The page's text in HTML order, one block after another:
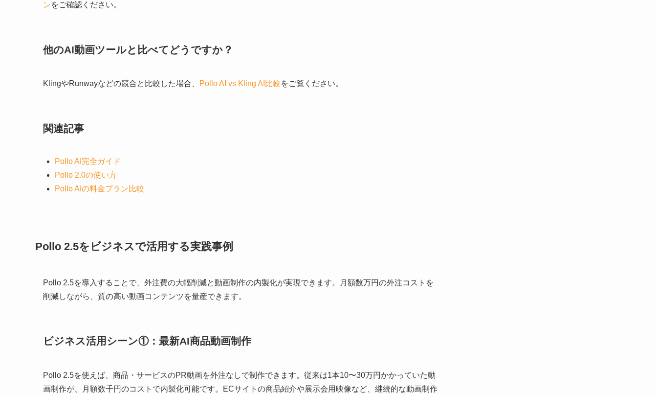
ンをご確認ください。
他のAI動画ツールと比べてどうですか？
KlingやRunwayなどの競合と比較した場合、 Pollo AI vs Kling AI比較をご覧ください。
関連記事
Pollo AI完全ガイド
Pollo 2.0の使い方
Pollo AIの料金プラン比較
Pollo 2.5をビジネスで活用する実践事例
Pollo 2.5を導入することで、外注費の大幅削減と動画制作の内製化が実現できます。月額数万円の外注コストを
削減しながら、質の高い動画コンテンツを量産できます。
ビジネス活用シーン①：最新AI商品動画制作
Pollo 2.5を使えば、商品・サービスのPR動画を外注なしで制作できます。従来は1本10〜30万円かかっていた動
画制作が、月額数千円のコストで内製化可能です。ECサイトの商品紹介や展示会用映像など、継続的な動画制作